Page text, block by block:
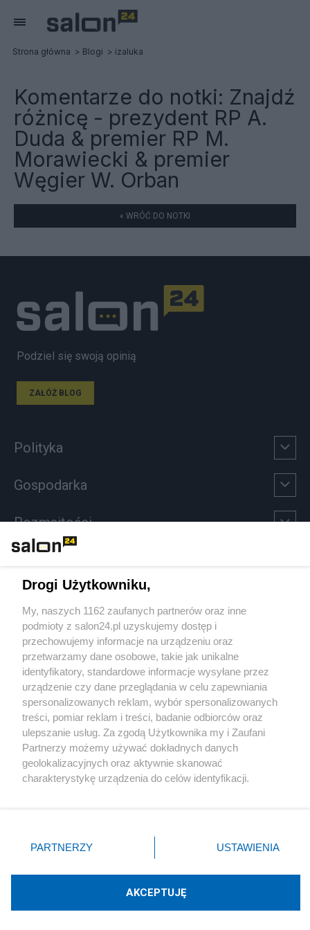
Strona główna Blogi izaluka
Komentarze do notki: Znajdź
różnicę - prezydent RP A.
Duda & premier RP M.
Morawiecki & premier
Węgier W. Orban
« WRÓĆ DO NOTKI
Podziel się swoją opinią
ZAŁÓŻ BLOG
Polityka
Gospodarka
Rozmaitości
Sport
Społeczeństwo
Kultura
X Facebook Instagram Youtube
Technologię dostarcza:W3media.pl
Drogi Użytkowniku,
My, naszych 1162 zaufanych partnerów oraz inne
podmioty z salon24.pl uzyskujemy dostęp i
przechowujemy informacje na urządzeniu oraz
przetwarzamy dane osobowe, takie jak unikalne
identyfikatory, standardowe informacje wysyłane przez
urządzenie czy dane przeglądania w celu zapewniania
spersonalizowanych reklam, wybór spersonalizowanych
treści, pomiar reklam i treści, badanie odbiorców oraz
ulepszanie usług. Za zgodą Użytkownika my i Zaufani
Partnerzy możemy używać dokładnych danych
geolokalizacyjnych oraz aktywnie skanować
charakterystykę urządzenia do celów identyfikacji.
zmienić/wycofać klikając przycisk ustawień prywatności
znajdujący się w lewym dolnym rogu strony
rodzaje przetwarzania danych nie wymagają zgody
użytkownika, ale masz prawo sprzeciwić się takiemu
PARTNERZY USTAWIENIA
AKCEPTUJĘ